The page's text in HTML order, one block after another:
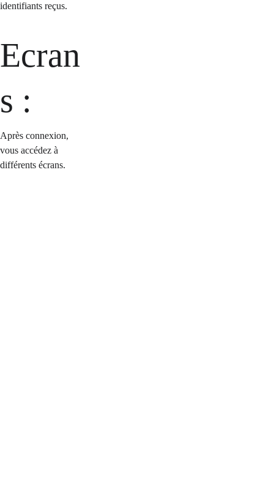
identifiants reçus.
Ecran
s :
Après connexion,
vous accédez à
différents écrans.